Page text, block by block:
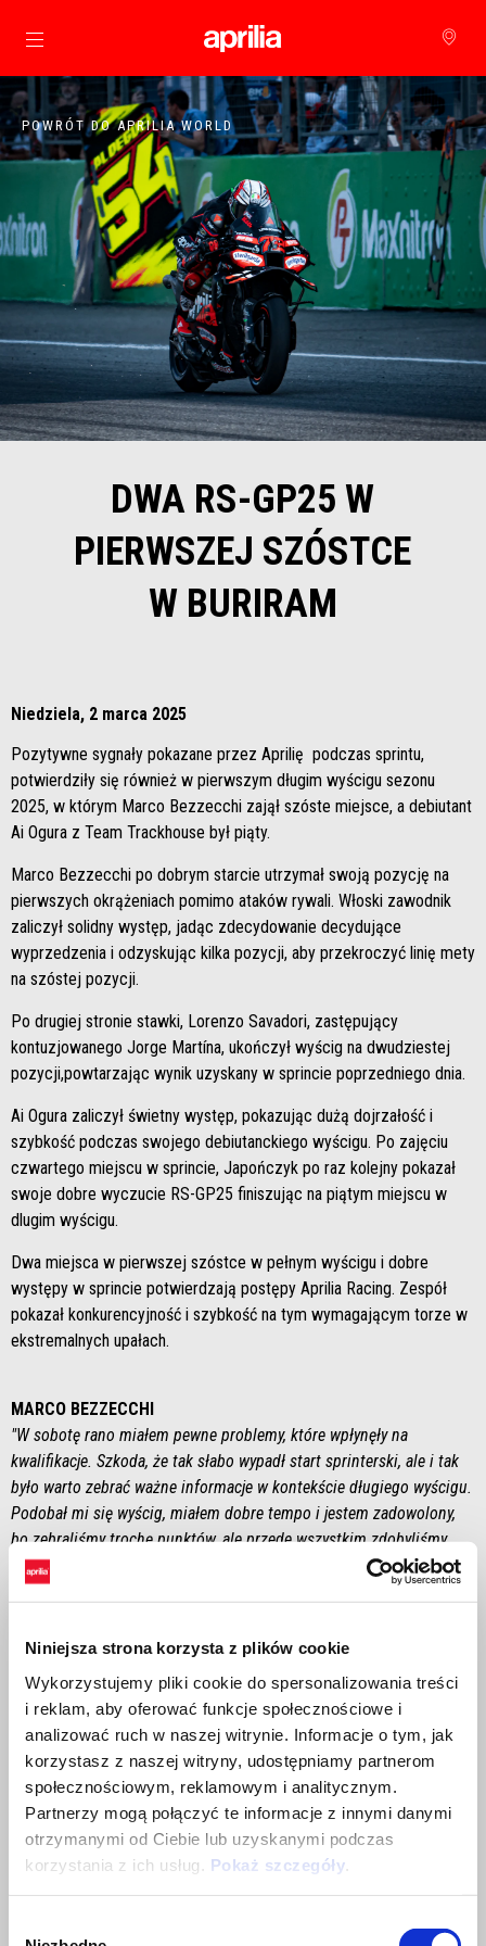
Niniejsza strona korzysta z plików cookie
Wykorzystujemy pliki cookie do spersonalizowania treści
i reklam, aby oferować funkcje społecznościowe i
analizować ruch w naszej witrynie. Informacje o tym, jak
korzystasz z naszej witryny, udostępniamy partnerom
społecznościowym, reklamowym i analitycznym.
Partnerzy mogą połączyć te informacje z innymi danymi
otrzymanymi od Ciebie lub uzyskanymi podczas
korzystania z ich usług. Pokaż szczegóły
Idź do strony głównej
POWRÓT DO APRILIA WORLD
DWA RS-GP25 W
PIERWSZEJ SZÓSTCE
W BURIRAM
Niedziela, 2 marca 2025
Pozytywne sygnały pokazane przez Aprilię podczas sprintu,
potwierdziły się również w pierwszym długim wyścigu sezonu
2025, w którym Marco Bezzecchi zajął szóste miejsce, a debiutant
Ai Ogura z Team Trackhouse był piąty.
Marco Bezzecchi po dobrym starcie utrzymał swoją pozycję na
pierwszych okrążeniach pomimo ataków rywali. Włoski zawodnik
zaliczył solidny występ, jadąc zdecydowanie decydujące
wyprzedzenia i odzyskując kilka pozycji, aby przekroczyć linię mety
na szóstej pozycji.
Po drugiej stronie stawki, Lorenzo Savadori, zastępujący
kontuzjowanego Jorge Martína, ukończył wyścig na dwudziestej
pozycji,powtarzając wynik uzyskany w sprincie poprzedniego dnia.
Ai Ogura zaliczył świetny występ, pokazując dużą dojrzałość i
szybkość podczas swojego debiutanckiego wyścigu. Po zajęciu
czwartego miejscu w sprincie, Japończyk po raz kolejny pokazał
swoje dobre wyczucie RS-GP25 finiszując na piątym miejscu w
dlugim wyścigu.
Dwa miejsca w pierwszej szóstce w pełnym wyścigu i dobre
występy w sprincie potwierdzają postępy Aprilia Racing. Zespół
pokazał konkurencyjność i szybkość na tym wymagającym torze w
ekstremalnych upałach.
MARCO BEZZECCHI
"W sobotę rano miałem pewne problemy, które wpłynęły na
kwalifikacje. Szkoda, że ​​tak słabo wypadł start sprinterski, ale i tak
było warto zebrać ważne informacje w kontekście długiego wyścigu.
Podobał mi się wyścig, miałem dobre tempo i jestem zadowolony,
bo zebraliśmy trochę punktów, ale przede wszystkim zdobyliśmy
kilka ważnych informacji. To był pozytywny weekend, oczywiście
wciąż się uczę i muszę poprawić pewne aspekty, ale razem z moim
LORENZO SAVADORI
"Jesteśmy zadowoleni, ponieważ widzimy, że Aprilie są
konkurencyjne, zwłaszcza na tak trudnym torze. Nasze RS-GP25 były
szybkie zarówno w wyścigu, jak i w time-attacks, co jest niewątpliwie
zaletą. Jeśli chodzi o mnie, to oczywiście nie jest łatwo dostroić
ustawienia podczas weekendu wyścigowego, ale poczyniliśmy
pewne postępy i pojawiło się kilka interesujących aspektów, które
będą również przydatne dla rozwoju motocykla.”
pokazać jego prawdziwej prędkości, jesteśmy dumni z tego, jakim